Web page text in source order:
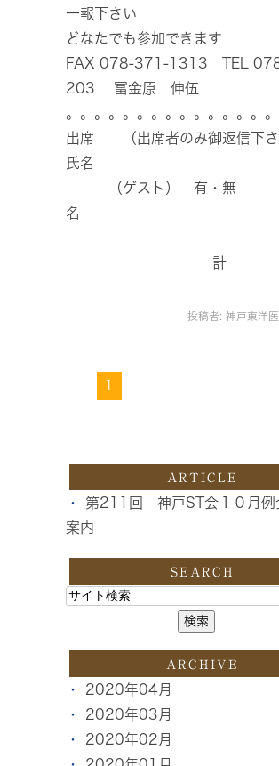
一報下さい
どなたでも参加できます
FAX 078-371-1313 TEL
203 冨金原 伸伍
。。。。。。。。。。。。。。
出席 （出席者のみ御返信下さ
氏
（ゲスト） 有
名
計
投稿者: 神戸東洋
ARTICLE
第211回 神戸ST会１０月例
案内
SEARCH
ARCHIVE
2020年04月
2020年03月
2020年02月